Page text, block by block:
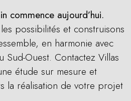
commence aujourd’hui.
possibilités et construisons
en harmonie avec
Sud-Ouest. Contactez Villas
étude sur mesure et
la réalisation de votre projet